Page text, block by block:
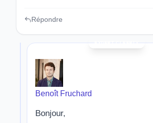
Répondre
Benoît Fruchard
Bonjour,